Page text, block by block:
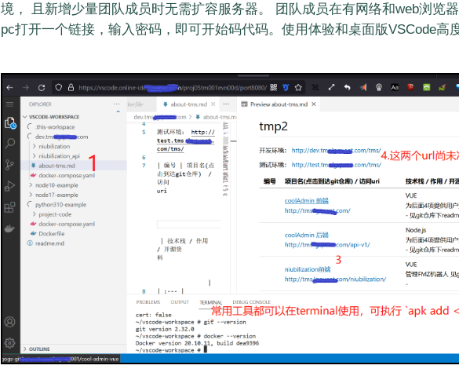
境， 且新增少量团队成员时无需扩容服务器。 团队成员在有网络和web浏览
pc打开一个链接，输入密码，即可开始码代码。使用体验和桌面版VSCode高